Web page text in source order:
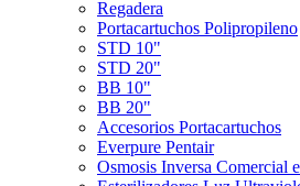
Regadera
Portacartuchos Polipropileno
STD 10"
STD 20"
BB 10"
BB 20"
Accesorios Portacartuchos
Everpure Pentair
Osmosis Inversa Comercial